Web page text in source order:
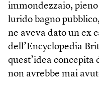
immondezzaio,
lurido bagno
ne aveva dato un ex
dell’Encyclopedia
quest’idea
non avrebbe mai